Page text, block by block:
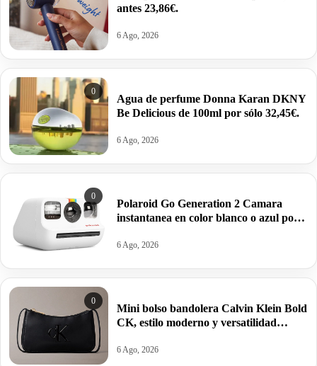
antes 23,86€.
6 Ago, 2026
0
Agua de perfume Donna Karan DKNY
Be Delicious de 100ml por sólo 32,45€.
6 Ago, 2026
0
Polaroid Go Generation 2 Camara
instantanea en color blanco o azul por
6 Ago, 2026
0
Mini bolso bandolera Calvin Klein Bold
CK, estilo moderno y versatilidad
6 Ago, 2026